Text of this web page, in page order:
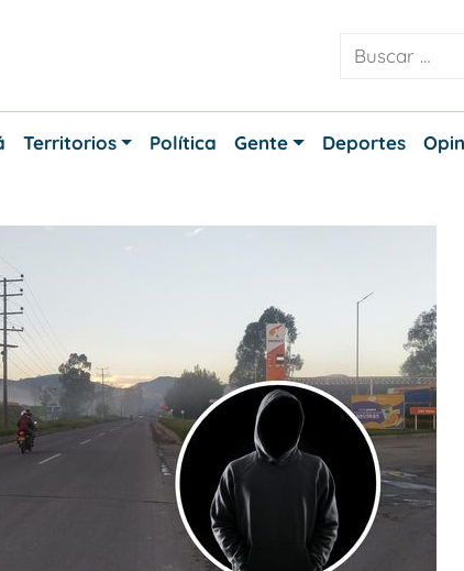
Territorios Política Gente Deportes